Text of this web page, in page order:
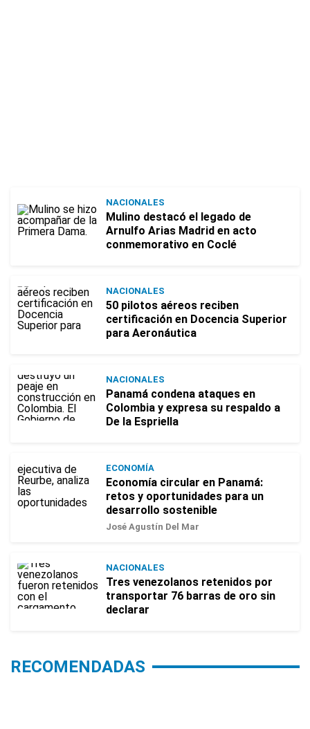
NACIONALES
Mulino destacó el legado de
Arnulfo Arias Madrid en acto
conmemorativo en Coclé
NACIONALES
50 pilotos aéreos reciben
certificación en Docencia Superior
para Aeronáutica
NACIONALES
Panamá condena ataques en
Colombia y expresa su respaldo a
De la Espriella
ECONOMÍA
Economía circular en Panamá:
retos y oportunidades para un
desarrollo sostenible
José Agustín Del Mar
NACIONALES
Tres venezolanos retenidos por
transportar 76 barras de oro sin
declarar
RECOMENDADAS